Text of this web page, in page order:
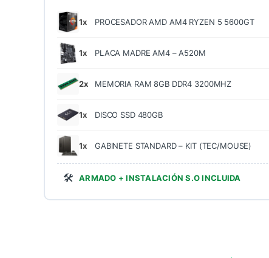
1x PROCESADOR AMD AM4 RYZEN 5 5600GT
1x PLACA MADRE AM4 – A520M
2x MEMORIA RAM 8GB DDR4 3200MHZ
1x DISCO SSD 480GB
1x GABINETE STANDARD – KIT (TEC/MOUSE)
🛠️ ARMADO + INSTALACIÓN S.O INCLUIDA